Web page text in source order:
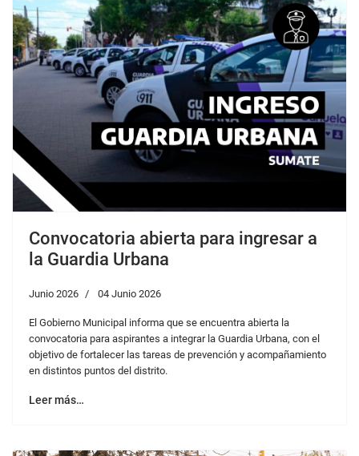
Convocatoria abierta para ingresar a
la Guardia Urbana
Junio 2026 04 Junio 2026
El Gobierno Municipal informa que se encuentra abierta la
convocatoria para aspirantes a integrar la Guardia Urbana, con el
objetivo de fortalecer las tareas de prevención y acompañamiento
en distintos puntos del distrito.
Leer más…